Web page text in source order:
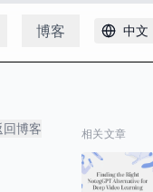
博客 中文
回博客
相关文章